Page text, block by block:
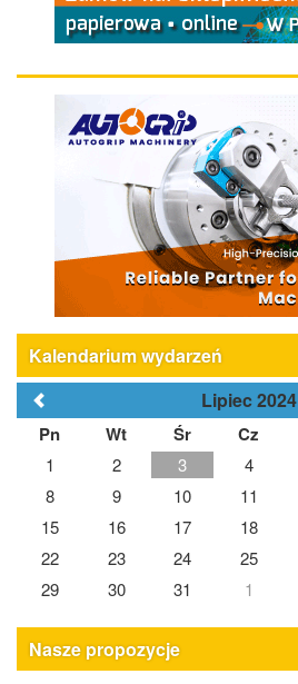
Kalendarium wydarzeń
Lipiec 2024
Pn Wt Śr Cz
1 2 3 4
8
9 10 11
15
16 17 18
22
23 24 25
29
30 31 1
Nasze propozycje